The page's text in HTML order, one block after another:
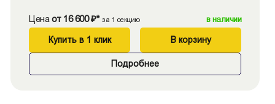
Цена от 16 600 ₽* за 1 секцию в наличии
Купить в 1 клик В корзину
Подробнее